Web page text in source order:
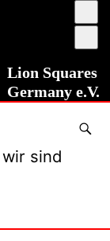
Lion Squares
Germany e.V.
sind